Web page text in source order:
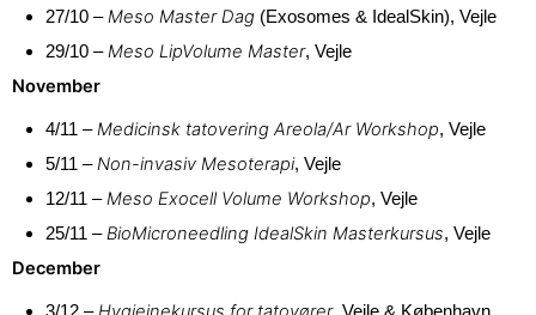
27/10 –Meso Master Dag (Exosomes & IdealSkin), Vejle
29/10 –Meso LipVolume Master, Vejle
November
4/11 –Medicinsk tatovering Areola/Ar Workshop, Vejle
5/11 –Non-invasiv Mesoterapi, Vejle
12/11 –Meso Exocell Volume Workshop, Vejle
25/11 –BioMicroneedling IdealSkin Masterkursus, Vejle
December